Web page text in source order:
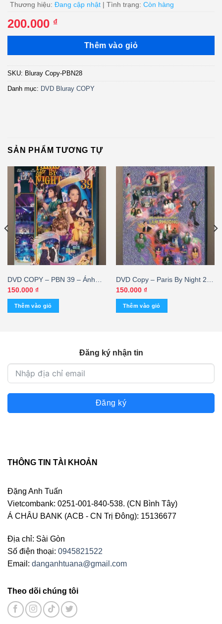
Thương hiệu: Đang cập nhật | Tình trạng: Còn hàng
200.000 ₫
Thêm vào giỏ
SKU: Bluray Copy-PBN28
Danh mục: DVD Bluray COPY
SẢN PHẨM TƯƠNG TỰ
DVD COPY – PBN 39 – Ánh
Đèn Màu
150.000 ₫
Thêm vào giỏ
DVD Copy – Paris By Night 22
– 40 Năm Âm Nhạc Lam
Phương
150.000 ₫
Thêm vào giỏ
Đăng ký nhận tin
Đăng ký
THÔNG TIN TÀI KHOẢN
Đặng Anh Tuấn
Vietcombank: 0251-001-840-538. (CN Bình Tây)
Á CHÂU BANK (ACB - CN Trị Đông): 15136677
Địa chỉ: Sài Gòn
Số điện thoại: 0945821522
Email: danganhtuana@gmail.com
Theo dõi chúng tôi